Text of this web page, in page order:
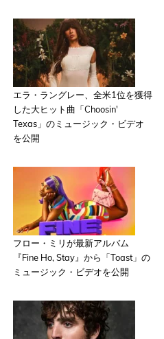
エラ・ラングレー、全米1位を獲得
した大ヒット曲「Choosin'
Texas」のミュージック・ビデオ
を公開
フロー・ミリが最新アルバム
『Fine Ho, Stay』から「Toast」の
ミュージック・ビデオを公開